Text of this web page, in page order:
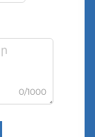
0/1000